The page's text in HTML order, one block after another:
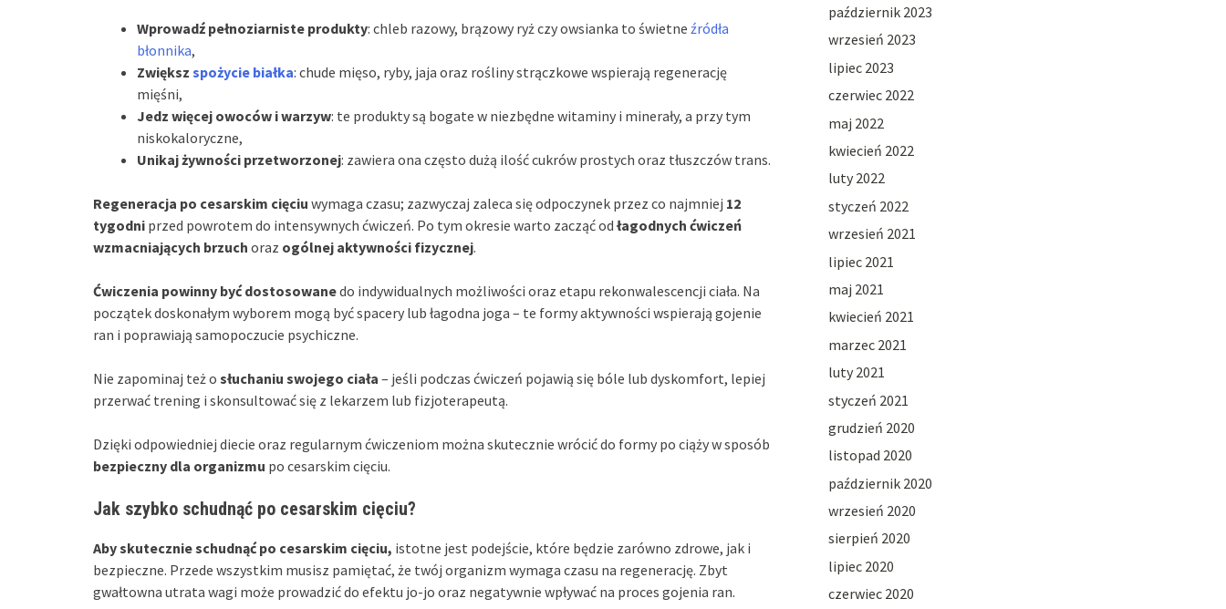
Wprowadź pełnoziarniste produkty: chleb razowy, brązowy ryż czy owsianka to świetne źródła
błonnika,
Zwiększ spożycie białka: chude mięso, ryby, jaja oraz rośliny strączkowe wspierają regenerację
mięśni,
Jedz więcej owoców i warzyw: te produkty są bogate w niezbędne witaminy i minerały, a przy tym
niskokaloryczne,
Unikaj żywności przetworzonej: zawiera ona często dużą ilość cukrów prostych oraz tłuszczów trans.
Regeneracja po cesarskim cięciu wymaga czasu; zazwyczaj zaleca się odpoczynek przez co najmniej 12
tygodni przed powrotem do intensywnych ćwiczeń. Po tym okresie warto zacząć od łagodnych ćwiczeń
wzmacniających brzuch oraz ogólnej aktywności fizycznej.
Ćwiczenia powinny być dostosowanedo indywidualnych możliwości oraz etapu rekonwalescencji ciała. Na
początek doskonałym wyborem mogą być spacery lub łagodna joga – te formy aktywności wspierają gojenie
ran i poprawiają samopoczucie psychiczne.
Nie zapominaj też o słuchaniu swojego ciała – jeśli podczas ćwiczeń pojawią się bóle lub dyskomfort, lepiej
przerwać trening i skonsultować się z lekarzem lub fizjoterapeutą.
Dzięki odpowiedniej diecie oraz regularnym ćwiczeniom można skutecznie wrócić do formy po ciąży w sposób
bezpieczny dla organizmu po cesarskim cięciu.
Jak szybko schudnąć po cesarskim cięciu?
Aby skutecznie schudnąć po cesarskim cięciu, istotne jest podejście, które będzie zarówno zdrowe, jak i
bezpieczne. Przede wszystkim musisz pamiętać, że twój organizm wymaga czasu na regenerację. Zbyt
gwałtowna utrata wagi może prowadzić do efektu jo-jo oraz negatywnie wpływać na proces gojenia ran.
październik 2023
wrzesień 2023
lipiec 2023
czerwiec 2022
maj 2022
kwiecień 2022
luty 2022
styczeń 2022
wrzesień 2021
lipiec 2021
maj 2021
kwiecień 2021
marzec 2021
luty 2021
styczeń 2021
grudzień 2020
listopad 2020
październik 2020
wrzesień 2020
sierpień 2020
lipiec 2020
czerwiec 2020